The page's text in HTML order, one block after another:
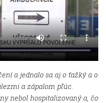
a jednalo sa aj o ťažký a o
a zápalom pľúc.
nebol hospitalizovaný a, čo